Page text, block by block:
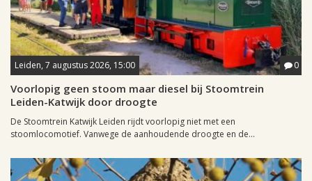
Leiden, 7 augustus 2026, 15:00 0
Voorlopig geen stoom maar diesel bij Stoomtrein
Leiden-Katwijk door droogte
De Stoomtrein Katwijk Leiden rijdt voorlopig niet met een
stoomlocomotief. Vanwege de aanhoudende droogte en de...